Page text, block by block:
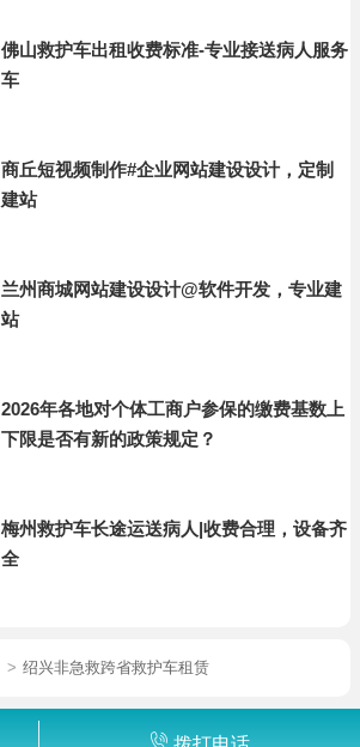
佛山救护车出租收费标准-专业接送病人服务
车
商丘短视频制作#企业网站建设设计，定制
建站
兰州商城网站建设设计@软件开发，专业建
站
2026年各地对个体工商户参保的缴费基数上
下限是否有新的政策规定？
梅州救护车长途运送病人|收费合理，设备齐
全
> 绍兴非急救跨省救护车租赁